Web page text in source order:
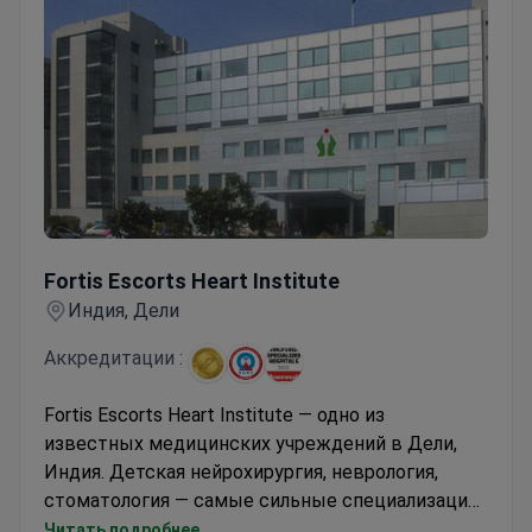
Fortis Escorts Heart Institute
Индия, Дели
Аккредитации :
Fortis Escorts Heart Institute — одно из
известных медицинских учреждений в Дели,
Индия. Детская нейрохирургия, неврология,
стоматология — самые сильные специализации.